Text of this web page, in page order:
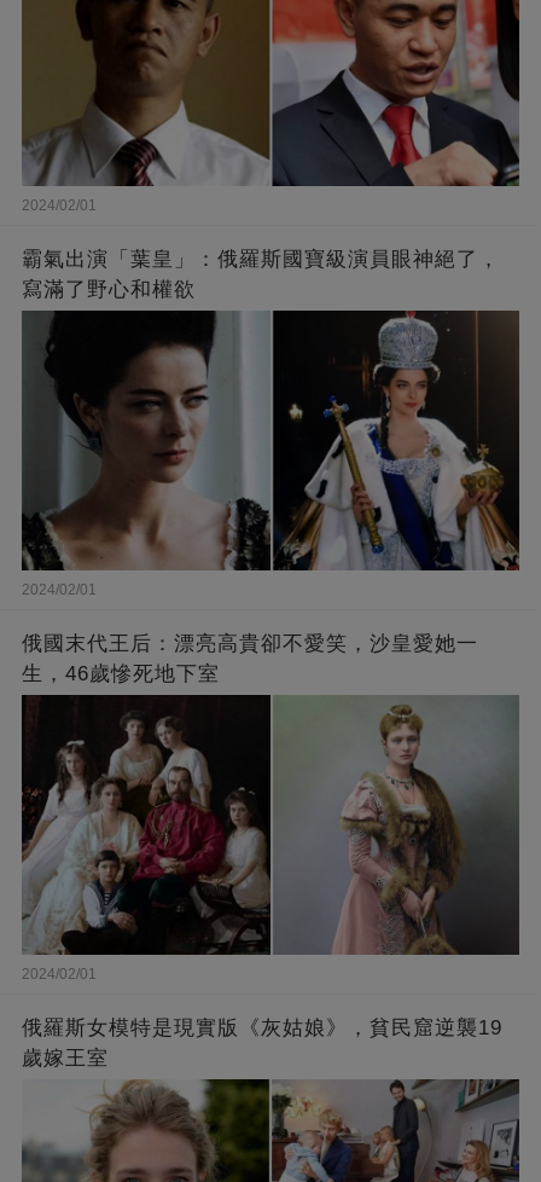
2024/02/01
霸氣出演「葉皇」：俄羅斯國寶級演員眼神絕了，
寫滿了野心和權欲
2024/02/01
俄國末代王后：漂亮高貴卻不愛笑，沙皇愛她一
生，46歲慘死地下室
2024/02/01
俄羅斯女模特是現實版《灰姑娘》，貧民窟逆襲19
歲嫁王室